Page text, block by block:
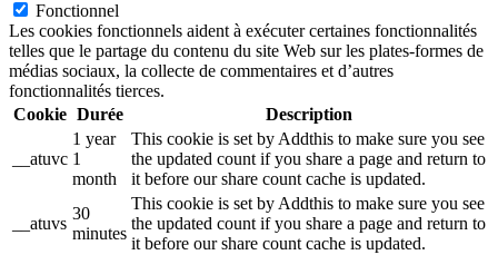
Fonctionnel
Les cookies fonctionnels aident à exécuter certaines fonctionnalités
telles que le partage du contenu du site Web sur les plates-formes de
médias sociaux, la collecte de commentaires et d’autres
fonctionnalités tierces.
Cookie Durée Description
__atuvc
1 year
1
month
This cookie is set by Addthis to make sure you see
the updated count if you share a page and return to
it before our share count cache is updated.
__atuvs
30
minutes
This cookie is set by Addthis to make sure you see
the updated count if you share a page and return to
it before our share count cache is updated.